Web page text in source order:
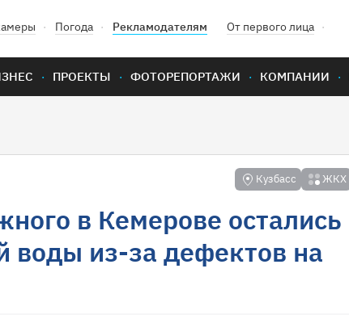
Погода Рекламодателям От первого лица
ПРОЕКТЫ ФОТОРЕПОРТАЖИ КОМПАНИИ
Кузбасс ЖКХ
в Кемерове остались
воды из-за дефектов на